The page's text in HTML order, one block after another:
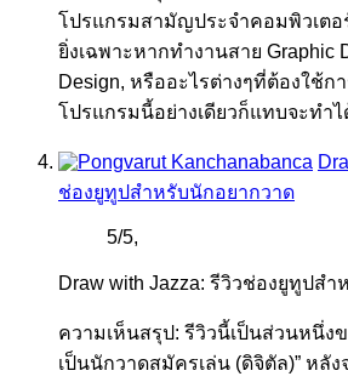
โปรแกรมสามัญประจำคอมพิวเต
ยิ่งเฉพาะหากทำงานสาย Graphic
Design, หรืออะไรต่างๆที่ต้องใช้
โปรแกรมนี้อย่างเดียวก็แทบจะทำไ
ช่องยูทูปสำหรับนักอยากวาด
5/5,
Draw with Jazza: รีวิวช่องยูทูปส
ความเห็นสรุป: รีวิวนี้เป็นส่วนหนึ่ง
เป็นนักวาดสมัครเล่น (ดิจิตัล)” หลั